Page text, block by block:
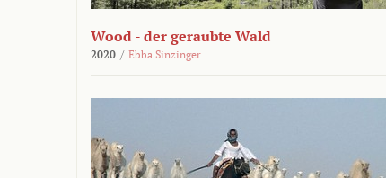
Wood - der geraubte Wald
2020 / Ebba Sinzinger